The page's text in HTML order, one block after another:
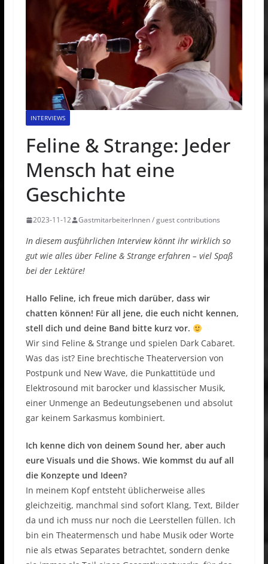
INTERVIEWS
Feline & Strange: Jeder
Mensch hat eine
Geschichte
2023-11-12 GastmitarbeiterInnen / guest contributions
In diesem ausführlichen Interview könnt ihr wirklich so
gut wie alles über Feline & Strange erfahren – viel Spaß
bei der Lektüre!
Hallo Feline, ich freue mich darüber, dass wir
chatten können! Für all jene, die euch nicht kennen,
stell dich und deine Band bitte kurz vor.
Wir sind Feline & Strange und spielen Dark Cabaret.
Was das ist? Eine brechtische Theaterversion von
Postpunk und New Wave, die Punkattitüde und
Elektrosound mit barocker und klassischer Musik,
einer Unmenge an Bedeutungsebenen und absolut
gar keinem Sarkasmus kombiniert.
Ich kenne dich von deinem Sound her, aber auch
eure Visuals und die Shows. Wie kommst du auf all
die Konzepte und Ideen?
In meinem Kopf entsteht üblicherweise alles
gleichzeitig, manchmal sind sofort Klang, Text, Bilder
da und ich muss nur noch die Leerstellen füllen. Ich
bin ein Theatermensch und habe Musik oder Worte
nie als etwas Separates betrachtet, sondern denke